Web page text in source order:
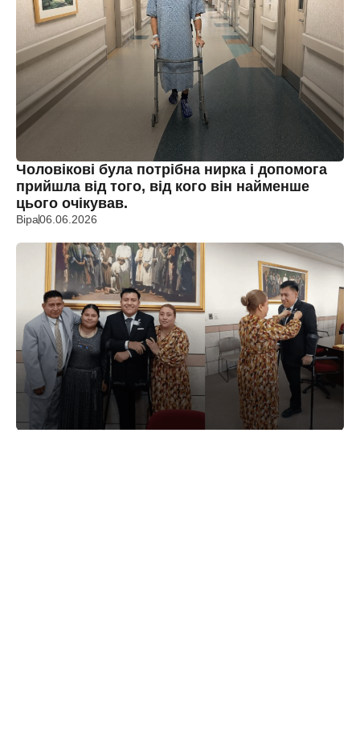
Чоловікові була потрібна нирка і допомога
прийшла від того, від кого він найменше
цього очікував.
Віра06.06.2026